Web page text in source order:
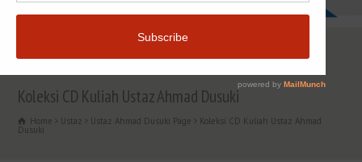
Koleksi CD Kuliah Ustaz Ahmad Dusuki
Home Ustaz Ustaz Ahmad Dusuki Page Koleksi CD Kuliah Ustaz Ahmad
Dusuki